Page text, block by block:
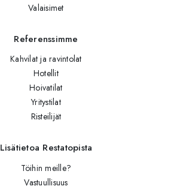
Valaisimet
Referenssimme
Kahvilat ja ravintolat
Hotellit
Hoivatilat
Yritystilat
Risteilijät
Lisätietoa Restatopista
Töihin meille?
Vastuullisuus